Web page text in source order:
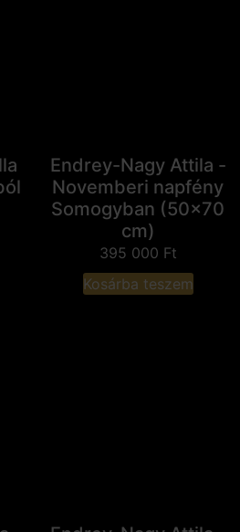
Endrey-Nagy Attila -
Novemberi napfény
Somogyban (50x70
cm)
395 000 Ft
Kosárba teszem